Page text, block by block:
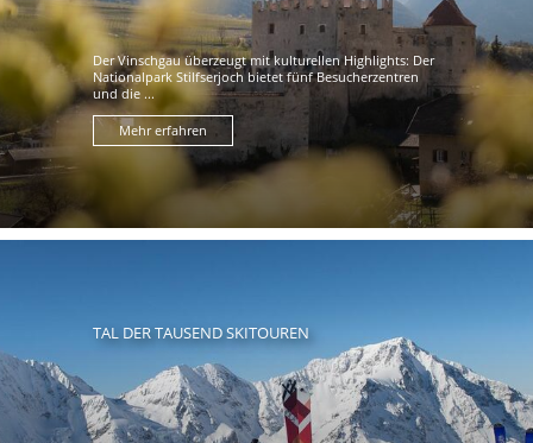
Der Vinschgau überzeugt mit kulturellen Highlights: Der
Nationalpark Stilfserjoch bietet fünf Besucherzentren
und die ...
Mehr erfahren
TAL DER TAUSEND SKITOUREN